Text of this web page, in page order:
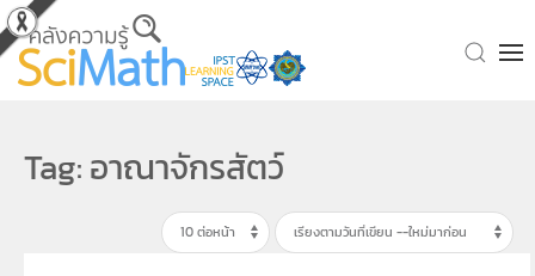
Skip to main content
Tag: อาณาจักรสัตว์